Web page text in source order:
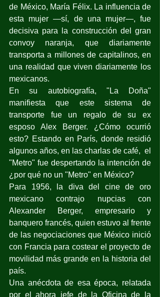
de México, María Félix. La influencia de
esta mujer —sí, de una mujer—, fue
decisiva para la construcción del gran
convoy naranja, que diariamente
transporta a millones de capitalinos, en
una realidad que viven diariamente los
mexicanos.
En su autobiografía, "La Doña"
manifiesta que este sistema de
transporte fue un regalo de su ex
esposo Alex Berger. ¿Cómo ocurrió
esto? Estando en París, donde residió
algunos años, en las charlas de café,  el
"Metro" fue despertando la intención de
¿por qué no un "Metro" en México?
Para 1956, la diva del cine de oro
mexicano contrajo nupcias con
Alexander Berger, empresario y
banquero francés, quien estuvo al frente
de las negociaciones que México inició
con Francia para costear el proyecto de
movilidad más grande en la historia del
país.
Una anécdota de esa época, relatada
por el ahora jefe de la Oficina de la